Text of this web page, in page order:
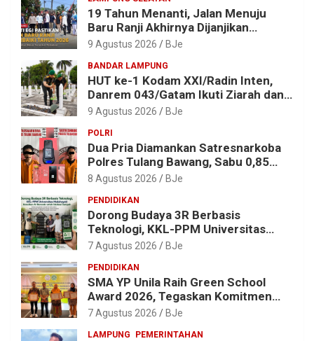
19 Tahun Menanti, Jalan Menuju
Baru Ranji Akhirnya Dijanjikan
Diperbaiki Tahun 2026
9 Agustus 2026 BJe
BANDAR LAMPUNG
HUT ke-1 Kodam XXI/Radin Inten,
Danrem 043/Gatam Ikuti Ziarah dan
Bakti Kesehatan
9 Agustus 2026 BJe
POLRI
Dua Pria Diamankan Satresnarkoba
Polres Tulang Bawang, Sabu 0,85
Gram dan Alat Hisap Disita
8 Agustus 2026 BJe
PENDIDIKAN
Dorong Budaya 3R Berbasis
Teknologi, KKL-PPM Universitas
Malahayati Kenalkan AI Barcode
7 Agustus 2026 BJe
PENDIDIKAN
SMA YP Unila Raih Green School
Award 2026, Tegaskan Komitmen
Wujudkan Sekolah Ramah
7 Agustus 2026 BJe
LAMPUNG PEMERINTAHAN